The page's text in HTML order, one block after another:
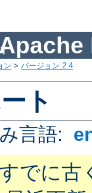
ン > バージョン 2.4
ト
言語:
でに古